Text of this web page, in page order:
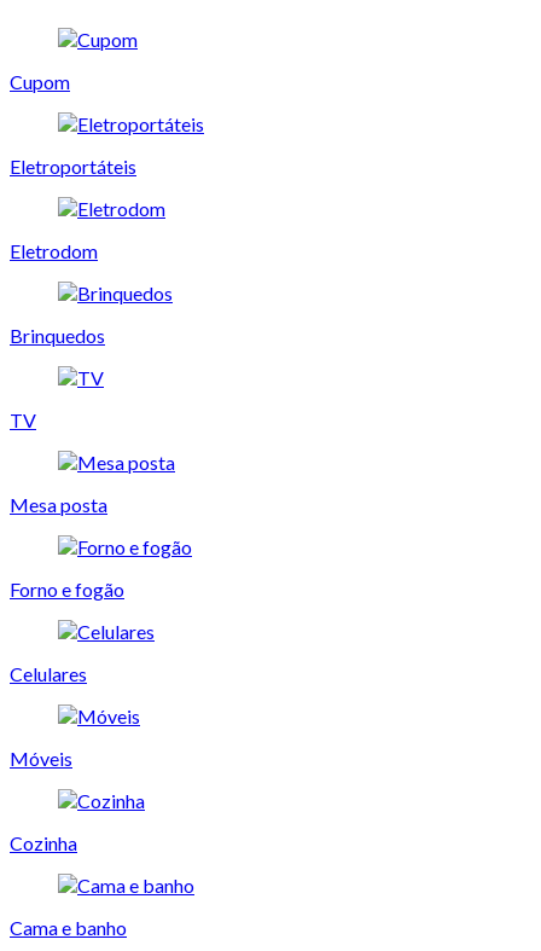
Cupom
Eletroportáteis
Eletrodom
Brinquedos
TV
Mesa posta
Forno e fogão
Celulares
Móveis
Cozinha
Cama e banho